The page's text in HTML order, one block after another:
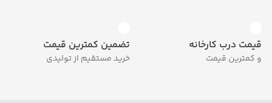
قیمت درب کارخانه
و کمترین قیمت
تضمین کمترین قیمت
خرید مستقیم از تولیدی